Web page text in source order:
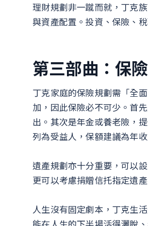
理財規劃非一蹴而就，丁克
與資產配置。投資、保險、
第三部曲：保
丁克家庭的保險規劃需「全
加，因此保險必不可少。首
出。其次是年金或養老險，
列為受益人，保額建議為年
遺產規劃亦十分重要，可以
更可以考慮捐贈信托指定遺
人生沒有固定劇本，丁克生